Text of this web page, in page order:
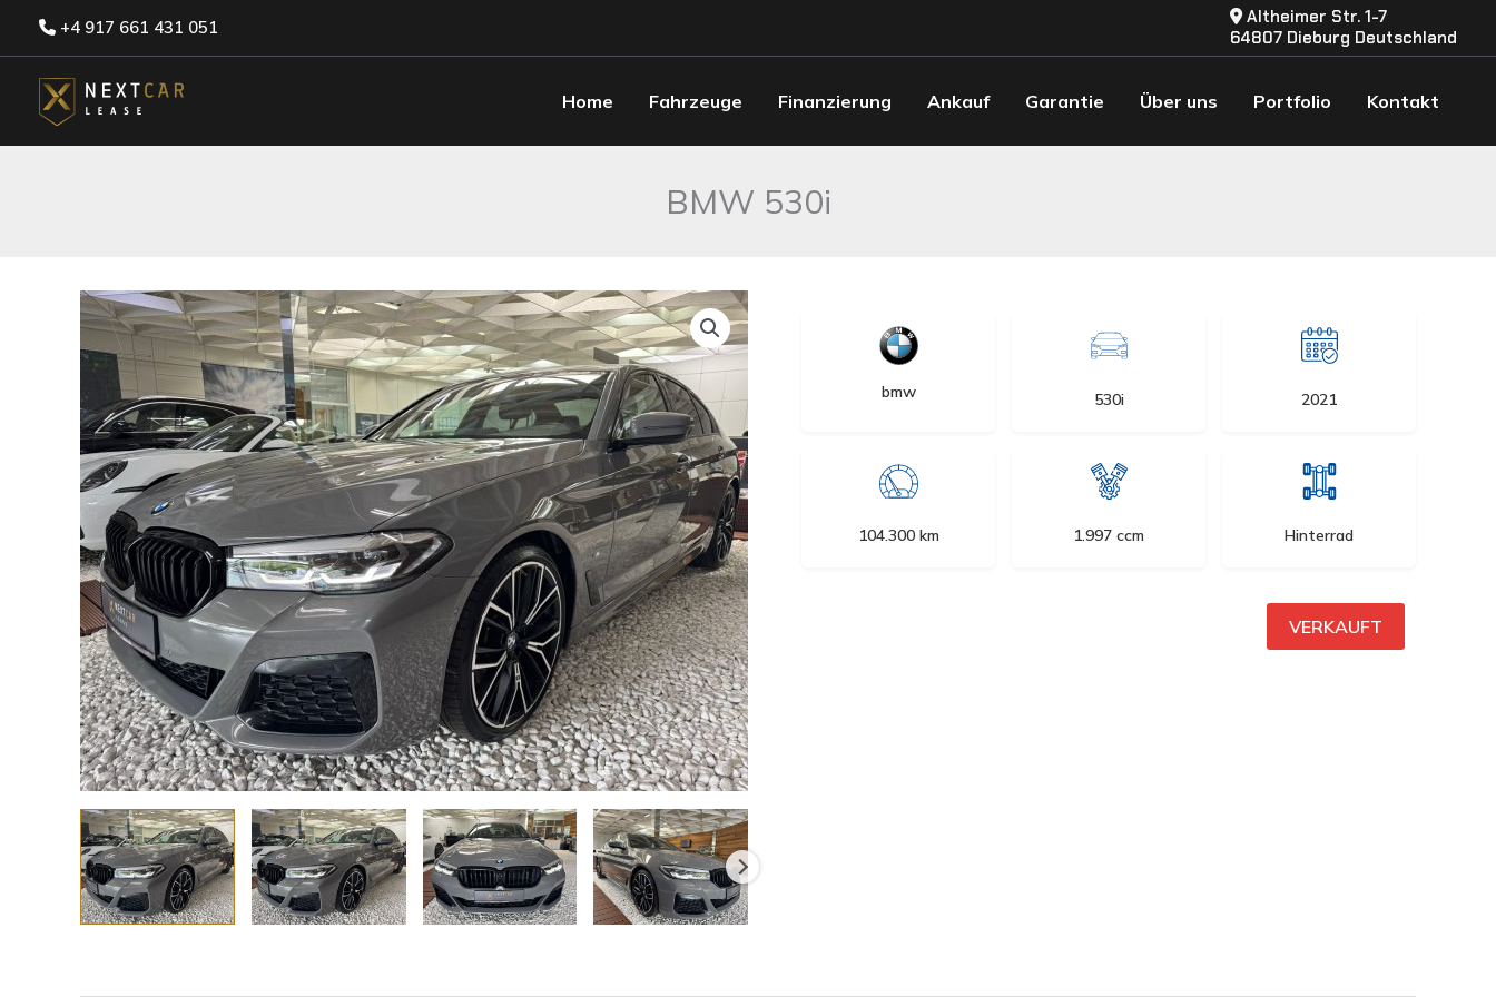
+4 917 661 431 051
Altheimer Str. 1-7
64807 Dieburg Deutschland
Home Fahrzeuge Finanzierung Ankauf Garantie Über uns Portfolio Kontakt
BMW 530i
bmw 530i 2021
104.300 km 1.997 ccm Hinterrad
VERKAUFT